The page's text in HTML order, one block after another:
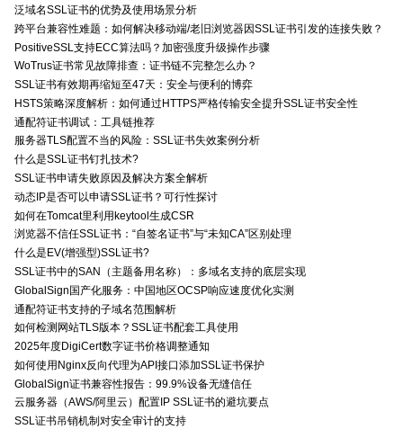
泛域名SSL证书的优势及使用场景分析
跨平台兼容性难题：如何解决移动端/老旧浏览器因SSL证书引发的连接失败？
PositiveSSL支持ECC算法吗？加密强度升级操作步骤
WoTrus证书常见故障排查：证书链不完整怎么办？
SSL证书有效期再缩短至47天：安全与便利的博弈
HSTS策略深度解析：如何通过HTTPS严格传输安全提升SSL证书安全性
通配符证书调试：工具链推荐
服务器TLS配置不当的风险：SSL证书失效案例分析
什么是SSL证书钉扎技术?
SSL证书申请失败原因及解决方案全解析
动态IP是否可以申请SSL证书？可行性探讨
如何在Tomcat里利用keytool生成CSR
浏览器不信任SSL证书：“自签名证书”与“未知CA”区别处理
什么是EV(增强型)SSL证书?
SSL证书中的SAN（主题备用名称）：多域名支持的底层实现
GlobalSign国产化服务：中国地区OCSP响应速度优化实测
通配符证书支持的子域名范围解析
如何检测网站TLS版本？SSL证书配套工具使用
2025年度DigiCert数字证书价格调整通知
如何使用Nginx反向代理为API接口添加SSL证书保护
GlobalSign证书兼容性报告：99.9%设备无缝信任
云服务器（AWS/阿里云）配置IP SSL证书的避坑要点
SSL证书吊销机制对安全审计的支持